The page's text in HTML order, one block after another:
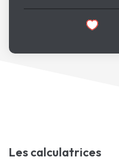
Les calculatrices